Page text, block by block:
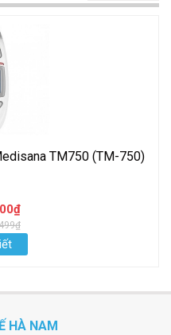
TM750 (TM-750)
HÀ NAM